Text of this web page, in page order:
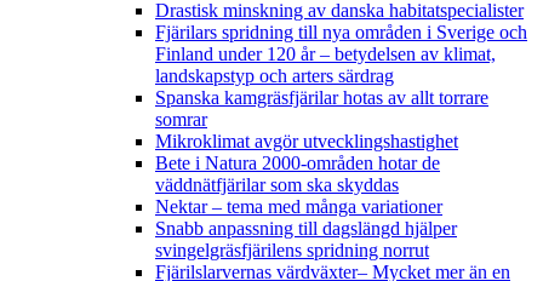
Drastisk minskning av danska habitatspecialister
Fjärilars spridning till nya områden i Sverige och
Finland under 120 år– betydelsen av klimat,
landskapstyp och arters särdrag
Spanska kamgräsfjärilar hotas av allt torrare
somrar
Mikroklimat avgör utvecklingshastighet
Bete i Natura 2000-områden hotar de
väddnätfjärilar som ska skyddas
Nektar – tema med många variationer
Snabb anpassning till dagslängd hjälper
svingelgräsfjärilens spridning norrut
Fjärilslarvernas värdväxter– Mycket mer än en